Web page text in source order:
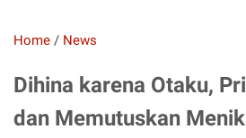
Home / News
Dihina karena Otaku,
dan Memutuskan